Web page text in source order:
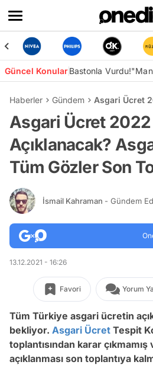
Güncel KonularBastonla Vurdu!
Haberler Gündem Asgari Ücret
Asgari Ücret
Açıklanacak?
Tüm Gözler Son
İsmail Kahraman - Gündem
13.12.2021 - 16:26
Favori Yorum
Tüm Türkiye asgari ücretin
bekliyor. Asgari Ücret Tespit
toplantısından karar
açıklanması son toplantıya